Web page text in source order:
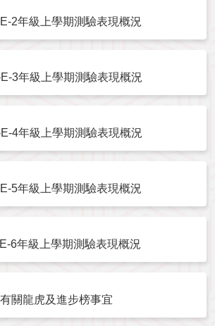
2年級上學期測驗表現概況
3年級上學期測驗表現概況
4年級上學期測驗表現概況
5年級上學期測驗表現概況
6年級上學期測驗表現概況
關龍虎及進步榜事宜